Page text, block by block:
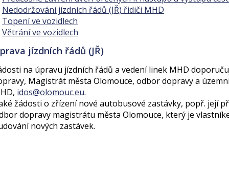
Nedodržování jízdních řádů (JŘ) řidiči MHD
Topení ve vozidlech
Větrání ve vozidlech
jízdních řádů (JŘ)
na úpravu jízdních řádů a vedení linek MHD
Magistrát města Olomouce, odbor dopravy a
idos@olomouc.eu.
žádosti o zřízení nové autobusové zastávky, popř. její
dopravy magistrátu města Olomouce, který je
nových zastávek.